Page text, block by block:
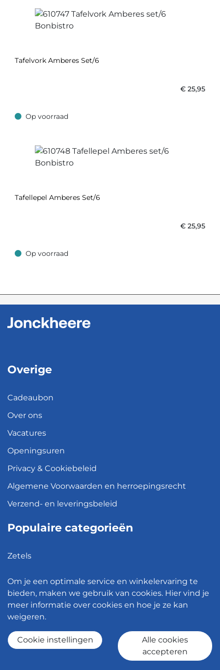
Tafelvork Amberes Set/6
€ 25,95
Op voorraad
Op voorraad
Tafellepel Amberes Set/6
€ 25,95
Op voorraad
Op voorraad
Overige
Cadeaubon
Over ons
Vacatures
Openingsuren
Privacy & Cookiebeleid
Algemene Voorwaarden en herroepingsrecht
Verzend- en leveringsbeleid
Populaire categorieën
Zetels
Hanglampen
Bureaustoelen
© 2026 - Meubelen Jonckheere -
Om je een optimale service en winkelervaring te
bieden, maken we gebruik van cookies. Hier vind je
meer informatie over cookies en hoe je ze kan
weigeren.
Cookie instellingen
Alle cookies
accepteren